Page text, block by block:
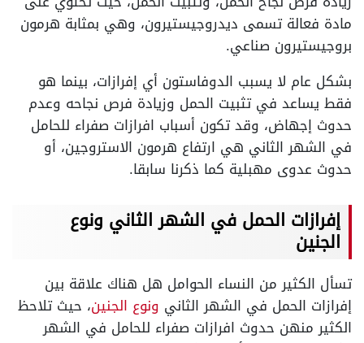
مادة فعالة تسمى ديدروجيستيرون، وهي بمثابة هرمون
بروجيستيرون صناعي.
بشكل عام لا يسبب الدوفاستون أي إفرازات، بينما هو
فقط يساعد في تثبيت الحمل وزيادة فرص نجاحه وعدم
حدوث إجهاض، وقد تكون أسباب افرازات صفراء للحامل
في الشهر الثاني هي ارتفاع هرمون الاستروجين، أو
حدوث عدوى مهبلية كما ذكرنا سابقا.
إفرازات الحمل في الشهر الثاني ونوع
الجنين
تسأل الكثير من النساء الحوامل هل هناك علاقة بين
إفرازات الحمل في الشهر الثاني ونوع الجنين، حيث تلاحظ
الكثير منهن حدوث افرازات صفراء للحامل في الشهر